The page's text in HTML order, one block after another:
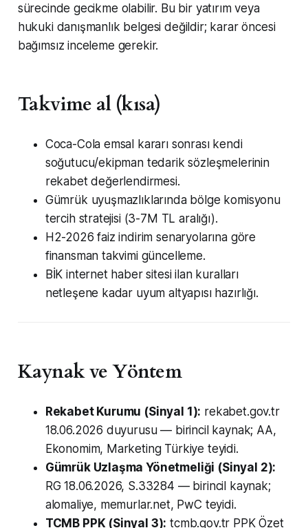
sürecinde gecikme olabilir. Bu bir yatırım veya
hukuki danışmanlık belgesi değildir; karar öncesi
bağımsız inceleme gerekir.
Takvime al (kısa)
Coca-Cola emsal kararı sonrası kendi
soğutucu/ekipman tedarik sözleşmelerinin
rekabet değerlendirmesi.
Gümrük uyuşmazlıklarında bölge komisyonu
tercih stratejisi (3-7M TL aralığı).
H2-2026 faiz indirim senaryolarına göre
finansman takvimi güncelleme.
BİK internet haber sitesi ilan kuralları
netleşene kadar uyum altyapısı hazırlığı.
Kaynak ve Yöntem
Rekabet Kurumu (Sinyal 1): rekabet.gov.tr
18.06.2026 duyurusu — birincil kaynak; AA,
Ekonomim, Marketing Türkiye teyidi.
Gümrük Uzlaşma Yönetmeliği (Sinyal 2):
RG 18.06.2026, S.33284 — birincil kaynak;
alomaliye, memurlar.net, PwC teyidi.
TCMB PPK (Sinyal 3): tcmb.gov.tr PPK Özet